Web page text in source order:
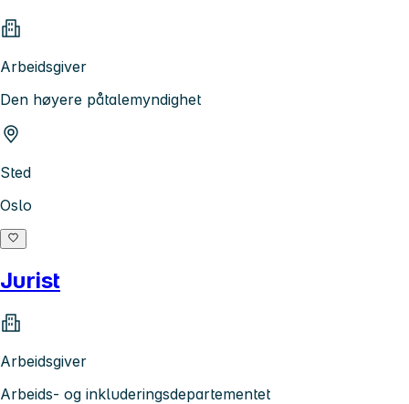
Arbeidsgiver
Den høyere påtalemyndighet
Sted
Oslo
Jurist
Arbeidsgiver
Arbeids- og inkluderingsdepartementet